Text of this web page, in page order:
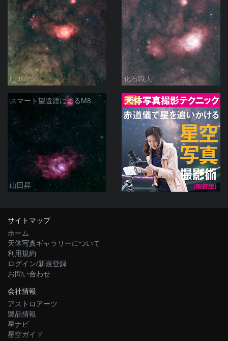
r_usami 化石職人
スマート望遠鏡によるM8とM20
山田昇
PR
サイトマップ
ホーム
天体写真ギャラリーについて
利用規約
ログイン/新規登録
お問い合わせ
会社情報
アストロアーツ
製品情報
星ナビ
星空ガイド